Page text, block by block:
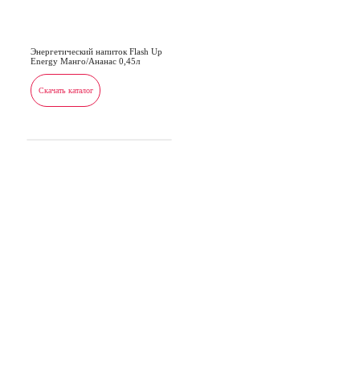
Энергетический напиток Flash Up
Energy Манго/Ананас 0,45л
Скачать каталог